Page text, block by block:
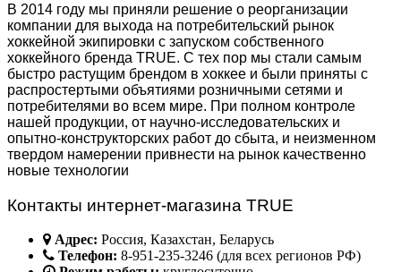
В 2014 году мы приняли решение о реорганизации
компании для выхода на потребительский рынок
хоккейной экипировки с запуском собственного
хоккейного бренда TRUE. С тех пор мы стали самым
быстро растущим брендом в хоккее и были приняты с
распростертыми объятиями розничными сетями и
потребителями во всем мире. При полном контроле
нашей продукции, от научно-исследовательских и
опытно-конструкторских работ до сбыта, и неизменном
твердом намерении привнести на рынок качественно
новые технологии
Контакты интернет-магазина TRUE
Адрес: Россия, Казахстан, Беларусь
Телефон: 8-951-235-3246 (для всех регионов РФ)